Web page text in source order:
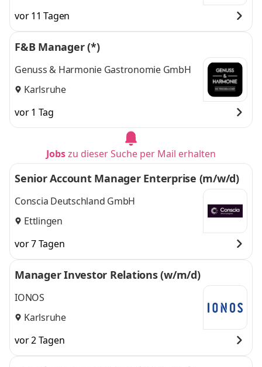
vor 11 Tagen
F&B Manager (*)
Genuss & Harmonie Gastronomie GmbH
Karlsruhe
vor 1 Tag
Jobszu dieser Suche per Mail erhalten
Senior Account Manager Enterprise (m/w/d)
Conscia Deutschland GmbH
Ettlingen
vor 7 Tagen
Manager Investor Relations (w/m/d)
IONOS
Karlsruhe
vor 2 Tagen